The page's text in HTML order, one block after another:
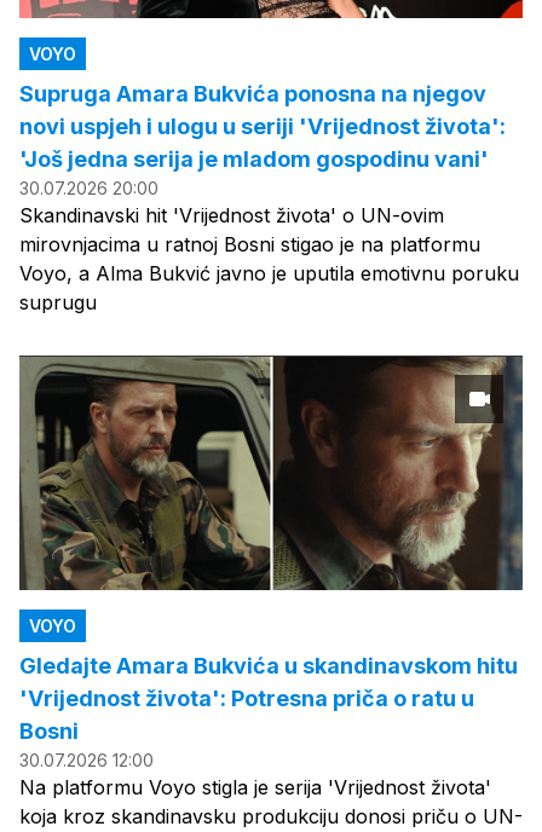
VOYO
Supruga Amara Bukvića ponosna na njegov
novi uspjeh i ulogu u seriji 'Vrijednost života':
'Još jedna serija je mladom gospodinu vani'
30.07.2026 20:00
Skandinavski hit 'Vrijednost života' o UN-ovim
mirovnjacima u ratnoj Bosni stigao je na platformu
Voyo, a Alma Bukvić javno je uputila emotivnu poruku
suprugu
VOYO
Gledajte Amara Bukvića u skandinavskom hitu
'Vrijednost života': Potresna priča o ratu u
Bosni
30.07.2026 12:00
Na platformu Voyo stigla je serija 'Vrijednost života'
koja kroz skandinavsku produkciju donosi priču o UN-